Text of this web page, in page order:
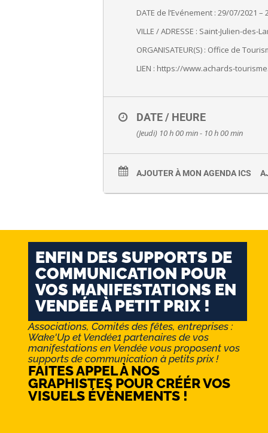
DATE de l’Evénement : 29/07/2021 –
VILLE / ADRESSE : Saint-Julien-des-
ORGANISATEUR(S) : Office de
LIEN : https://www.achards-tourisme.
DATE / HEURE
(Jeudi) 10 h 00 min - 10 h 00 min
AJOUTER À MON AGENDA ICS
ENFIN DES SUPPORTS DE
COMMUNICATION POUR
VOS MANIFESTATIONS EN
VENDÉE À PETIT PRIX !
Associations, Comités des fêtes, entreprises :
Wake'Up et Vendée1 partenaires de vos
manifestations en Vendée vous proposent vos
supports de communication à petits prix !
FAITES APPEL À NOS
GRAPHISTES POUR CRÉÉR VOS
VISUELS ÉVÈNEMENTS !